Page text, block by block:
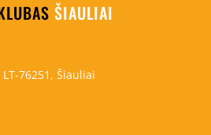
ŠIAULIAI
76251, Šiauliai